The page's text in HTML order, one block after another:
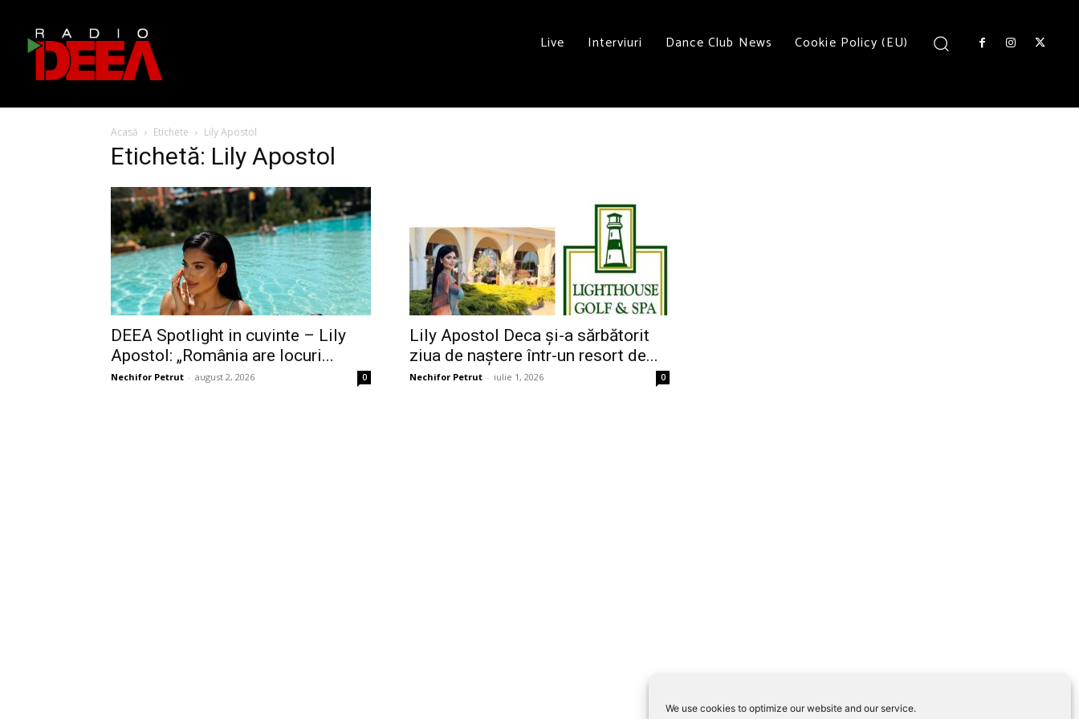
We use cookies to optimize our website and our service.
Live Interviuri Dance Club News Cookie Policy (EU)
Acasă Etichete Lily Apostol
Etichetă: Lily Apostol
DEEA Spotlight in cuvinte – Lily
Apostol: „România are locuri...
Nechifor Petrut - august 2, 2026 0
Lily Apostol Deca și-a sărbătorit
ziua de naștere într-un resort de...
Nechifor Petrut - iulie 1, 2026 0